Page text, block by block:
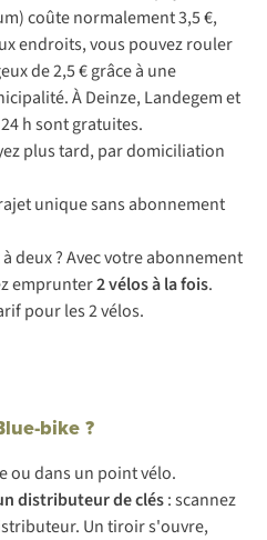
coûte normalement 3,5 €,
endroits, vous pouvez rouler
de 2,5 € grâce à une
À Deinze, Landegem et
h sont gratuites.
plus tard, par domiciliation
unique sans abonnement
deux ? Avec votre abonnement
emprunter2 vélosà la fois.
pour les 2 vélos.
bike ?
ou dans un point vélo.
distributeur de clés: scannez
Un tiroir s'ouvre,